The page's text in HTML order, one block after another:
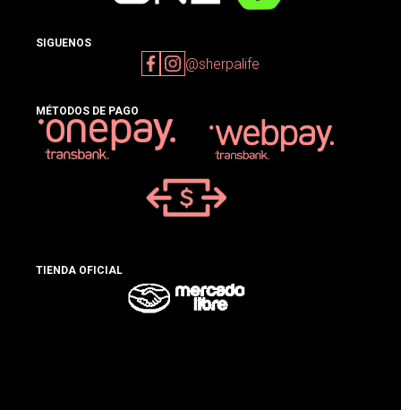
SIGUENOS
@sherpalife
MÉTODOS DE PAGO
TIENDA OFICIAL